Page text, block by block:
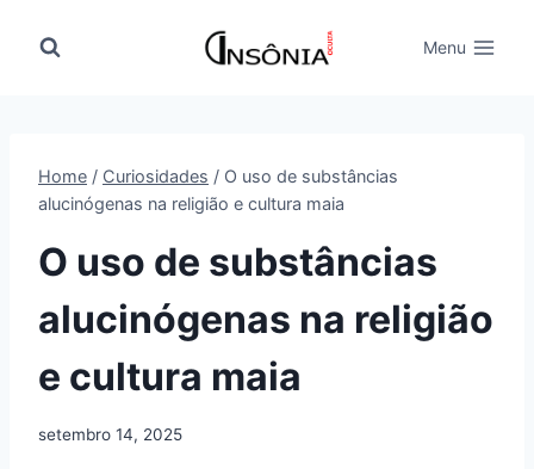
para
Menu
Home / Curiosidades / O uso de substâncias
alucinógenas na religião e cultura maia
O uso de substâncias
alucinógenas na religião
e cultura maia
setembro 14, 2025